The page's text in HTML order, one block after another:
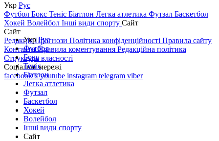
Укр Рус
Футбол Бокс Теніс Біатлон Легка атлетика Футзал Баскетбол
Хокей Волейбол Інші види спорту Сайт
Сайт
РедакціяПрогнози Політика конфіденційності Правила сайту
КонтактиПравила коментування Редакційна політика
Структура власності
Соціальні мережі
facebookxyoutube instagram telegram viber
УкрРус
Футбол
Бокс
Теніс
Біатлон
Легка атлетика
Футзал
Баскетбол
Хокей
Волейбол
Інші види спорту
Сайт